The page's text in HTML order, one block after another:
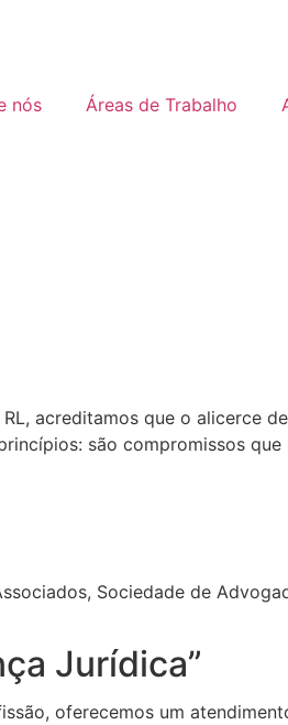
nós Áreas de Trabalho
acreditamos que o alicerce
são compromissos
Sociedade de
Jurídica”
oferecemos um